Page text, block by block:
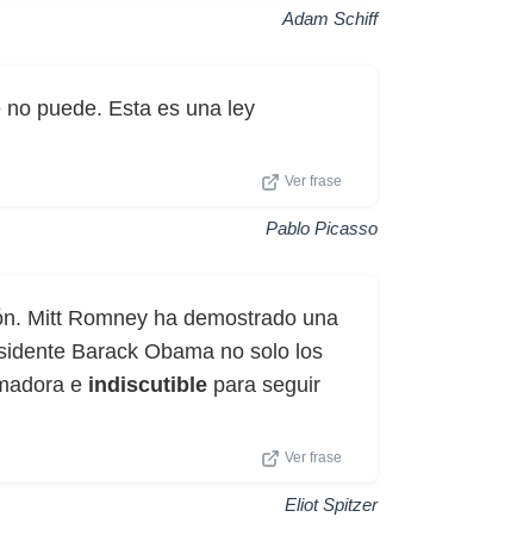
Adam Schiff
puede. Esta es una ley
Ver frase
Pablo Picasso
Mitt Romney ha demostrado una
Barack Obama no solo los
e indiscutible para seguir
Ver frase
Eliot Spitzer